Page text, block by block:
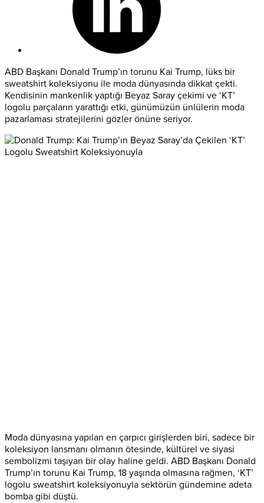
ABD Başkanı Donald Trump’ın torunu Kai Trump, lüks bir
sweatshirt koleksiyonu ile moda dünyasında dikkat çekti.
Kendisinin mankenlik yaptığı Beyaz Saray çekimi ve ‘KT’
logolu parçaların yarattığı etki, günümüzün ünlülerin moda
pazarlaması stratejilerini gözler önüne seriyor.
Moda dünyasına yapılan en çarpıcı girişlerden biri, sadece bir
koleksiyon lansmanı olmanın ötesinde, kültürel ve siyasi
sembolizmi taşıyan bir olay haline geldi. ABD Başkanı Donald
Trump’ın torunu Kai Trump, 18 yaşında olmasına rağmen, ‘KT’
logolu sweatshirt koleksiyonuyla sektörün gündemine adeta
bomba gibi düştü.